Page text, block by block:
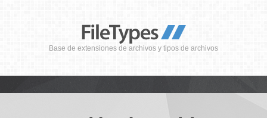
Base de extensiones de archivos y tipos de archivos